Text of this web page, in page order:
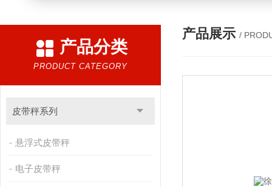
产品分类
PRODUCT CATEGORY
皮带秤系列
悬浮式皮带秤
电子皮带秤
产品展示 /